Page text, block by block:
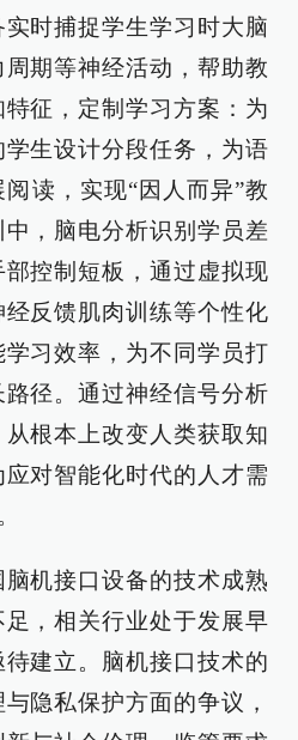
时捕捉学生学习时大脑
期等神经活动，帮助教
征，定制学习方案：为
生设计分段任务，为语
读，实现“因人而异”教
，脑电分析识别学员差
控制短板，通过虚拟现
反馈肌肉训练等个性化
习效率，为不同学员打
径。通过神经信号分析
根本上改变人类获取知
对智能化时代的人才需
机接口设备的技术成熟
，相关行业处于发展早
建立。脑机接口技术的
隐私保护方面的争议，